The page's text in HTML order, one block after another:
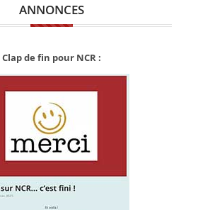
ANNONCES
Clap de fin pour NCR :